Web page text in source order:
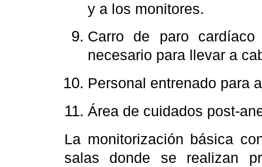
y a los monitores.
Carro de paro
necesario para llevar a
Personal entrenado para
Área de cuidados post-
La monitorización básica
salas donde se realizan